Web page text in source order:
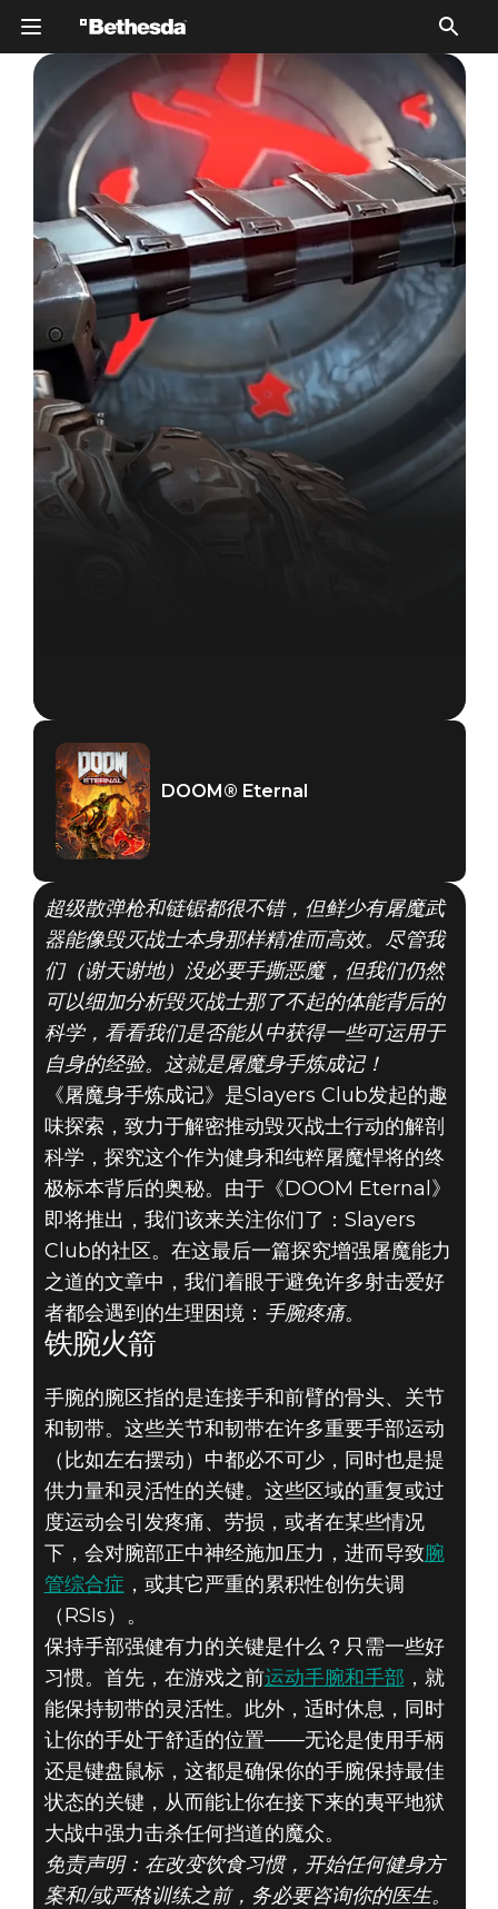
DOOM® Eternal
2020年3月16日
屠魔身手炼成记
#8：有铁腕才能
轻松屠魔
DOOM® Eternal
超级散弹枪和链锯都很不错，但鲜少有屠魔武
器能像毁灭战士本身那样精准而高效。尽管我
们（谢天谢地）没必要手撕恶魔，但我们仍然
可以细加分析毁灭战士那了不起的体能背后的
科学，看看我们是否能从中获得一些可运用于
自身的经验。这就是屠魔身手炼成记！
《屠魔身手炼成记》是Slayers Club发起的趣
味探索，致力于解密推动毁灭战士行动的解剖
科学，探究这个作为健身和纯粹屠魔悍将的终
极标本背后的奥秘。由于《DOOM Eternal》
即将推出，我们该来关注你们了：Slayers
Club的社区。在这最后一篇探究增强屠魔能力
之道的文章中，我们着眼于避免许多射击爱好
者都会遇到的生理困境： 手腕疼痛。
铁腕火箭
手腕的腕区指的是连接手和前臂的骨头、关节
和韧带。这些关节和韧带在许多重要手部运动
（比如左右摆动）中都必不可少，同时也是提
供力量和灵活性的关键。这些区域的重复或过
度运动会引发疼痛、劳损，或者在某些情况
下，会对腕部正中神经施加压力，进而导致腕
管综合症 ，或其它严重的累积性创伤失调
（RSIs）。
保持手部强健有力的关键是什么？只需一些好
习惯。首先，在游戏之前运动手腕和手部 ，就
能保持韧带的灵活性。此外，适时休息，同时
让你的手处于舒适的位置——无论是使用手柄
还是键盘鼠标，这都是确保你的手腕保持最佳
状态的关键，从而能让你在接下来的夷平地狱
大战中强力击杀任何挡道的魔众。
免责声明：在改变饮食习惯，开始任何健身方
案和/或严格训练之前，务必要咨询你的医生。